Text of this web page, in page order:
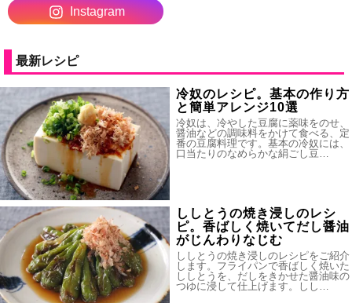
Instagram
最新レシピ
冷奴のレシピ。基本の作り方
と簡単アレンジ10選
冷奴は、冷やした豆腐に薬味をのせ、
醤油などの調味料をかけて食べる、定
番の豆腐料理です。基本の冷奴には、
口当たりのなめらかな絹ごし豆…
ししとうの焼き浸しのレシ
ピ。香ばしく焼いてだし醤油
がじんわりなじむ
ししとうの焼き浸しのレシピをご紹介
します。フライパンで香ばしく焼いた
ししとうを、だしをきかせた醤油味の
つゆに浸して仕上げます。しし…